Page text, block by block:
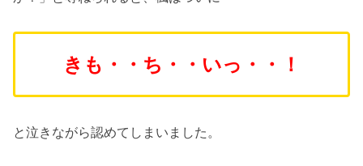
きも・・ち・・いっ・・！
と泣きながら認めてしまいました。